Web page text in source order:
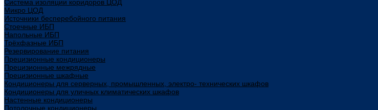
Система изоляции коридоров ЦОД
Микро ЦОД
Источники бесперебойного питания
Стоечные ИБП
Напольные ИБП
Трёхфазные ИБП
Резервирование питания
Прецизионные кондиционеры
Прецизионные межрядные
Прецизионные шкафные
Кондиционеры для серверных, промышленных, электро- технических шкафов
Кондиционеры для уличных климатических шкафов
Настенные кондиционеры
Потолочные кондиционеры